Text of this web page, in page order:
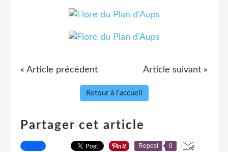
« Article précédent Article suivant »
Retour à l'accueil
Partager cet article
Repost 0